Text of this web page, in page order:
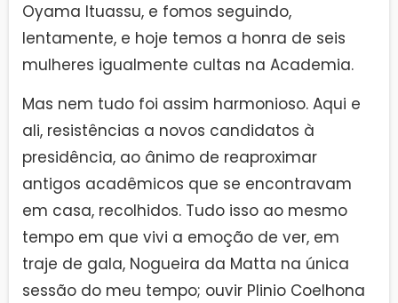
Oyama Ituassu, e fomos seguindo,
lentamente, e hoje temos a honra de seis
mulheres igualmente cultas na Academia.
Mas nem tudo foi assim harmonioso. Aqui e
ali, resistências a novos candidatos à
presidência, ao ânimo de reaproximar
antigos acadêmicos que se encontravam
em casa, recolhidos. Tudo isso ao mesmo
tempo em que vivi a emoção de ver, em
traje de gala, Nogueira da Matta na única
sessão do meu tempo; ouvir Plinio Coelhona